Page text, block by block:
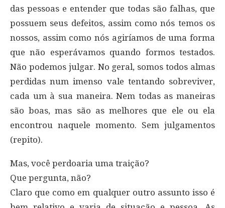
das pessoas e entender que todas são falhas, que
possuem seus defeitos, assim como nós temos os
nossos, assim como nós agiríamos de uma forma
que não esperávamos quando formos testados.
Não podemos julgar. No geral, somos todos almas
perdidas num imenso vale tentando sobreviver,
cada um à sua maneira. Nem todas as maneiras
são boas, mas são as melhores que ele ou ela
encontrou naquele momento. Sem julgamentos
(repito).
Mas, você perdoaria uma traição?
Que pergunta, não?
Claro que como em qualquer outro assunto isso é